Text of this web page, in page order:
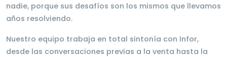
nadie, porque sus desafíos son los mismos que llevamos
años resolviendo.
Nuestro equipo trabaja en total sintonía con Infor,
desde las conversaciones previas a la venta hasta la